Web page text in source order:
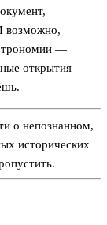
возможно,
—
открытия
о непознанном,
исторических